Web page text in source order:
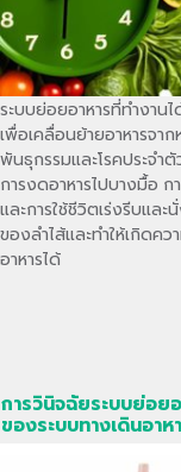
ระบบย่อยอาหารที่ทำงา
เพื่อเคลื่อนย้ายอาหารจา
พันธุกรรมและโรคประจ
การงดอาหารไปบางมื้อ ก
และการใช้ชีวิตเร่งรีบแล
ของลำไส้และทำให้เกิดค
อาหารได้
การวินิจฉัยระบบย่อย
ของระบบทางเดินอา